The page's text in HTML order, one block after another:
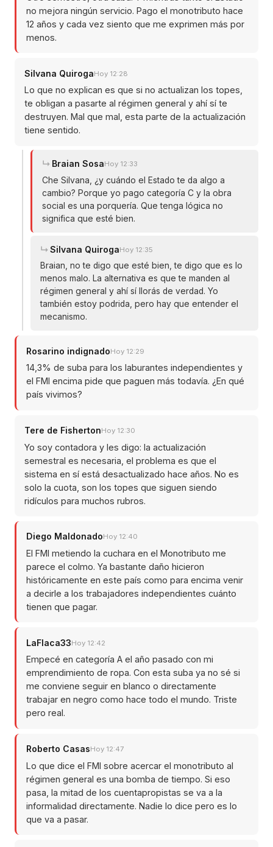
no mejora ningún servicio. Pago el monotributo hace
12 años y cada vez siento que me exprimen más por
menos.
Silvana QuirogaHoy 12:28
Lo que no explican es que si no actualizan los topes,
te obligan a pasarte al régimen general y ahí sí te
destruyen. Mal que mal, esta parte de la actualización
tiene sentido.
Braian SosaHoy 12:33
Che Silvana, ¿y cuándo el Estado te da algo a
cambio? Porque yo pago categoría C y la obra
social es una porquería. Que tenga lógica no
significa que esté bien.
Silvana QuirogaHoy 12:35
Braian, no te digo que esté bien, te digo que es lo
menos malo. La alternativa es que te manden al
régimen general y ahí sí llorás de verdad. Yo
también estoy podrida, pero hay que entender el
mecanismo.
Rosarino indignadoHoy 12:29
14,3% de suba para los laburantes independientes y
el FMI encima pide que paguen más todavía. ¿En qué
país vivimos?
Tere de FishertonHoy 12:30
Yo soy contadora y les digo: la actualización
semestral es necesaria, el problema es que el
sistema en sí está desactualizado hace años. No es
solo la cuota, son los topes que siguen siendo
ridículos para muchos rubros.
Diego MaldonadoHoy 12:40
El FMI metiendo la cuchara en el Monotributo me
parece el colmo. Ya bastante daño hicieron
históricamente en este país como para encima venir
a decirle a los trabajadores independientes cuánto
tienen que pagar.
LaFlaca33Hoy 12:42
Empecé en categoría A el año pasado con mi
emprendimiento de ropa. Con esta suba ya no sé si
me conviene seguir en blanco o directamente
trabajar en negro como hace todo el mundo. Triste
pero real.
Roberto CasasHoy 12:47
Lo que dice el FMI sobre acercar el monotributo al
régimen general es una bomba de tiempo. Si eso
pasa, la mitad de los cuentapropistas se va a la
informalidad directamente. Nadie lo dice pero es lo
que va a pasar.